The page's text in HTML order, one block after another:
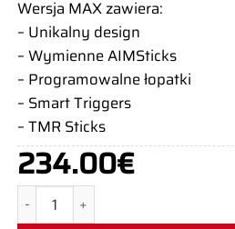
Wersja MAX zawiera:
– Unikalny design
– Wymienne AIMSticks
– Programowalne łopatki
– Smart Triggers
– TMR Sticks
234.00€
ilość Kontroler Aim Exodus Xbox